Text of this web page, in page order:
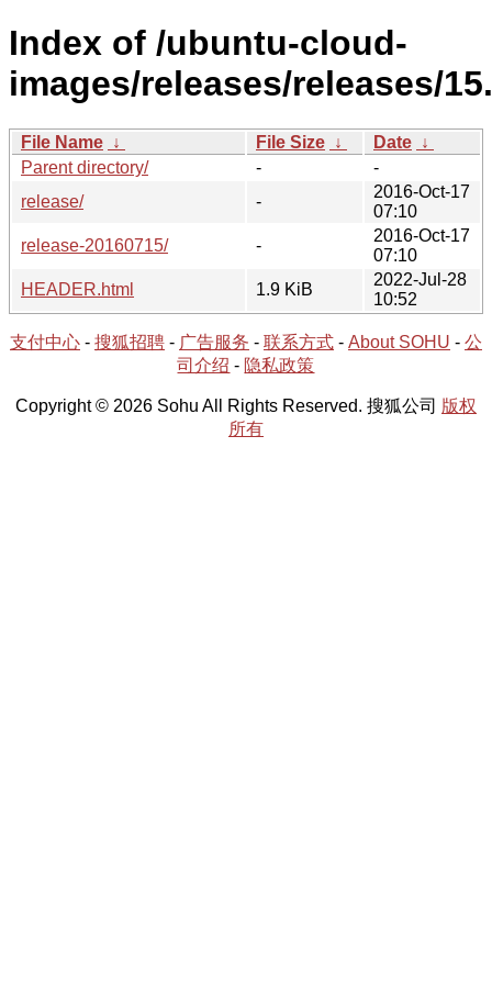
Index of /ubuntu-cloud-
images/releases/releases/
File Name ↓ File Size ↓ Date ↓
Parent directory/
-
-
release/
-
2016-Oct-17
07:10
release-20160715/
-
2016-Oct-17
07:10
HEADER.html
1.9 KiB
2022-Jul-28
10:52
支付中心 - 搜狐招聘 - 广告服务 - 联系方式 - About SOHU - 公
司介绍 - 隐私政策
Copyright © 2026 Sohu All Rights Reserved. 搜狐公司 版权
所有